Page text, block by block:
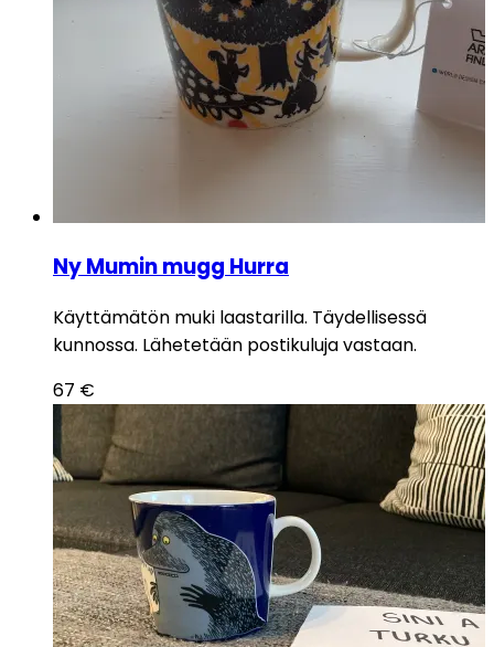
Ny Mumin mugg Hurra
Käyttämätön muki laastarilla. Täydellisessä
kunnossa. Lähetetään postikuluja vastaan.
67 €